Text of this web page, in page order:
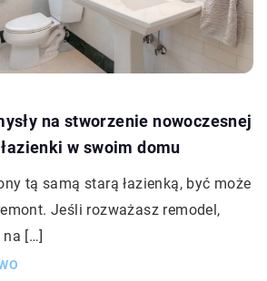
na stworzenie nowoczesnej
w swoim domu
tą samą starą łazienką, być może
Jeśli rozważasz remodel,
na […]